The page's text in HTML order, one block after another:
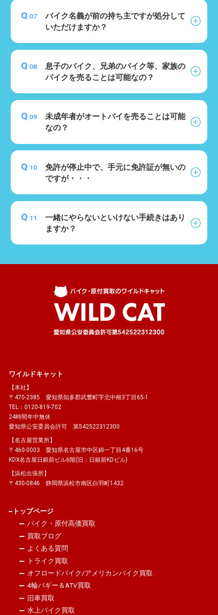
Q 07
バイク名義が前の持ち主ですが処分して
いただけますか？
Q 08
息子のバイク、兄弟のバイク等、家族の
バイクを売ることは可能なの？
Q 09
未成年者がオートバイを売ることは可能
なの？
Q 10
免許が停止中で、手元に免許証が無いの
ですが・・・
Q 11
一緒にやらないといけない手続きはあり
ますか？
ワイルドキャット
【本社】
〒470-2385 愛知県知多郡武豊町字北中根3丁目65-1
TEL：0120-819-702
24時間年中無休
愛知県公安委員会許可 第542522312300
【名古屋営業所】
〒460-0003 愛知県名古屋市中区錦一丁目4番16号
KDX名古屋日銀前ビル6階(旧：日銀前KDビル)
【浜松出張所】
〒430-0846 静岡県浜松市南区白羽町1432
トップページ
バイク・原付高価買取
買取ブログ
よくある質問
トライク買取
オフロードバイク/アメリカンバイク買取
4輪バギー＆ATV買取
旧車買取
水上バイク買取